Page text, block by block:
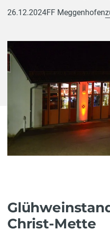
26.12.2024FF Meggenhofen
Christ-Mette